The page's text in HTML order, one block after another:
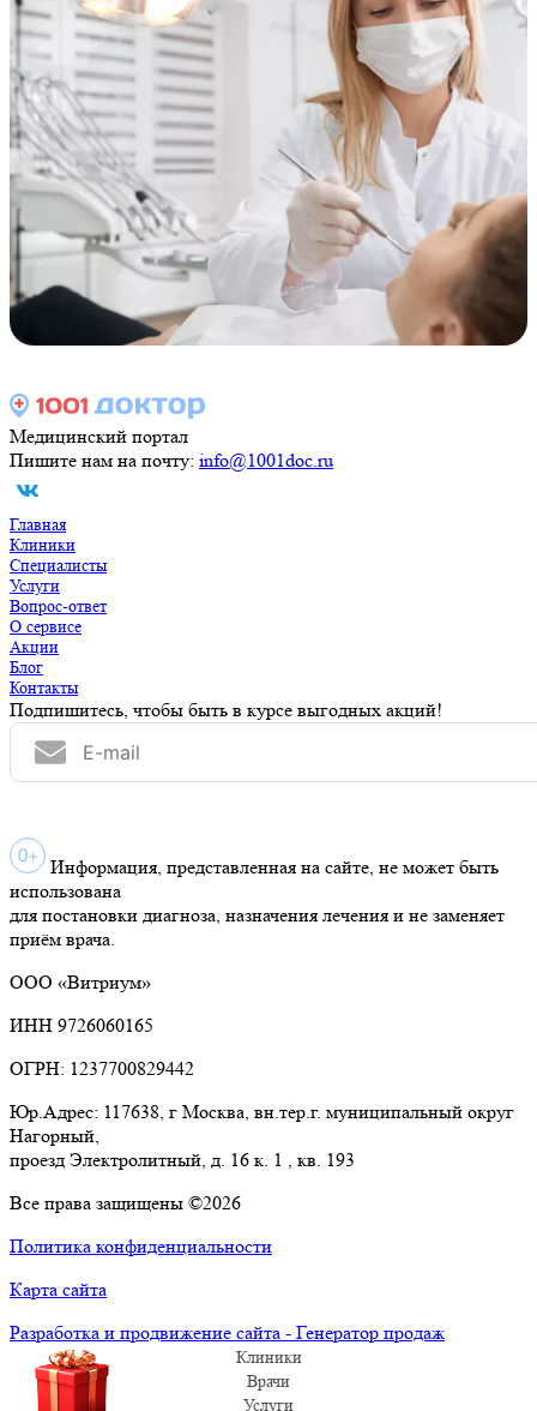
Медицинский портал
Пишите нам на почту: info@1001doc.ru
Главная
Клиники
Специалисты
Услуги
Вопрос-ответ
О сервисе
Акции
Блог
Контакты
Подпишитесь, чтобы быть в курсе выгодных акций!
Информация, представленная на сайте, не может быть
использована
для постановки диагноза, назначения лечения и не заменяет
приём врача.
ООО «Витриум»
ИНН 9726060165
ОГРН: 1237700829442
Юр.Адрес: 117638, г Москва, вн.тер.г. муниципальный округ
Нагорный,
проезд Электролитный, д. 16 к. 1 , кв. 193
Все права защищены ©2026
Политика конфиденциальности
Карта сайта
Разработка и продвижение сайта - Генератор продаж
Клиники
Врачи
Услуги